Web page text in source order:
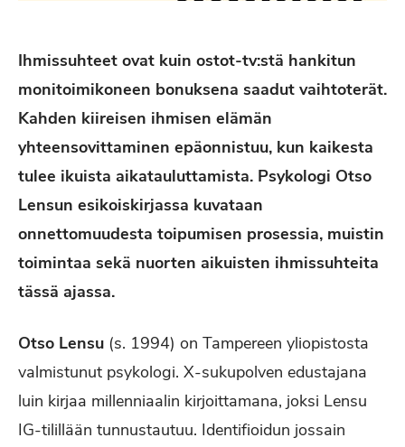
Ihmissuhteet ovat kuin ostot-tv:stä hankitun
monitoimikoneen bonuksena saadut vaihtoterät.
Kahden kiireisen ihmisen elämän
yhteensovittaminen epäonnistuu, kun kaikesta
tulee ikuista aikatauluttamista. Psykologi Otso
Lensun esikoiskirjassa kuvataan
onnettomuudesta toipumisen prosessia, muistin
toimintaa sekä nuorten aikuisten ihmissuhteita
tässä ajassa.
Otso Lensu (s. 1994) on Tampereen yliopistosta
valmistunut psykologi. X-sukupolven edustajana
luin kirjaa millenniaalin kirjoittamana, joksi Lensu
IG-tilillään tunnustautuu. Identifioidun jossain